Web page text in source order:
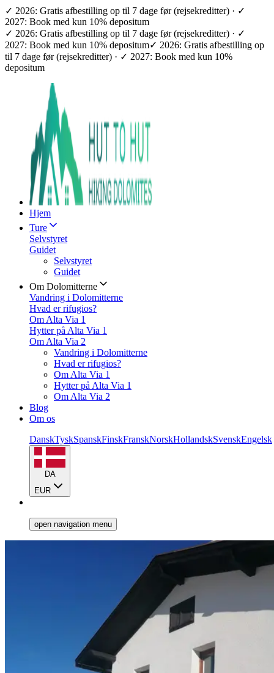
✓ 2026: Gratis afbestilling op til 7 dage før (rejsekreditter) · ✓
2027: Book med kun 10% depositum
✓ 2026: Gratis afbestilling op til 7 dage før (rejsekreditter) · ✓
2027: Book med kun 10% depositum✓ 2026: Gratis afbestilling op
til 7 dage før (rejsekreditter) · ✓ 2027: Book med kun 10%
depositum
Hjem
Ture
Selvstyret
Guidet
Selvstyret
Guidet
Om Dolomitterne
Vandring i Dolomitterne
Hvad er rifugios?
Om Alta Via 1
Hytter på Alta Via 1
Om Alta Via 2
Vandring i Dolomitterne
Hvad er rifugios?
Om Alta Via 1
Hytter på Alta Via 1
Om Alta Via 2
Blog
Om os
DanskTyskSpanskFinskFranskNorskHollandskSvenskEngelsk
DA
EUR
open navigation menu